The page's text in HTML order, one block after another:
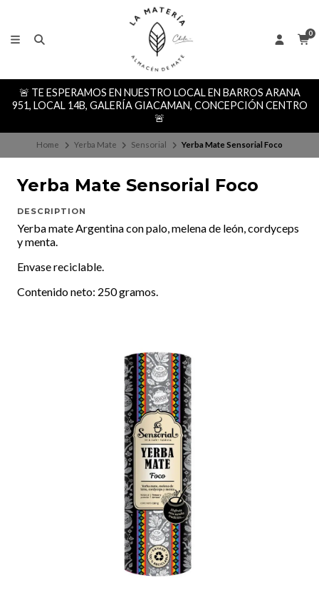
0
🚨 TE ESPERAMOS EN NUESTRO LOCAL EN BARROS ARANA
951, LOCAL 14B, GALERÍA GIACAMAN, CONCEPCIÓN CENTRO
🚨
Home Yerba Mate Sensorial Yerba Mate Sensorial Foco
Yerba Mate Sensorial Foco
DESCRIPTION
Yerba mate Argentina con palo, melena de león, cordyceps
y menta.
Envase reciclable.
Contenido neto: 250 gramos.